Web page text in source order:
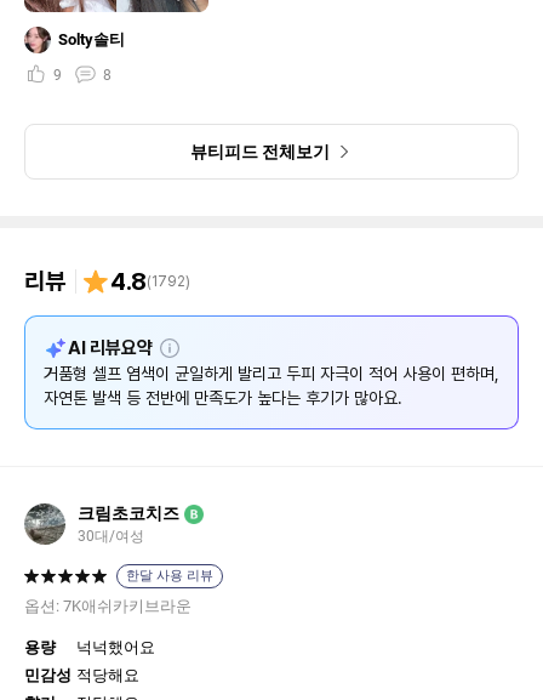
Solty솔티
9 8
뷰티피드 전체보기
리뷰 4.8(1792)
AI 리뷰요약 설
명
거품형 셀프 염색이 균일하게 발리고 두피 자극이 적어 사용이 편하며,
자연톤 발색 등 전반에 만족도가 높다는 후기가 많아요.
크림초코치즈 B
30대/여성
한달 사용 리뷰
옵션: 7K애쉬카키브라운
용량
넉넉했어요
민감성 적당해요